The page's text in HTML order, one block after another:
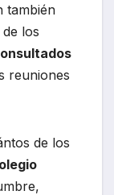
también
los
reuniones
de los